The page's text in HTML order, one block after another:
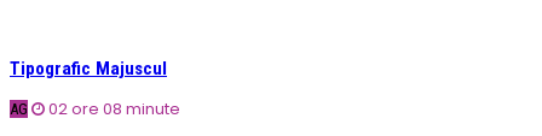
Tipografic Majuscul
AG
02 ore 08 minute